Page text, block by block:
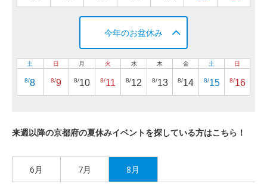
今年のお盆休み
土
8/8
日
8/9
月
8/10
火
8/11
水
8/12
木
8/13
金
8/14
土
8/15
日
8/16
来週以降の京都府の夏休みイベントを探している方はこちら！
6月 7月 8月